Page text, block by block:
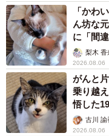
「かわ
ん坊な
に「間
梨木 香
2026.08.06
がんと
乗り越
悟した
古川 諭
2026.08.06